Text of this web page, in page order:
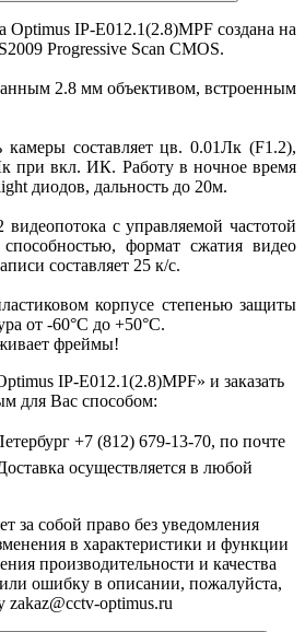
Optimus IP-E012.1(2.8)MPF создана на
Progressive Scan CMOS.
2.8 мм объективом, встроенным
камеры составляет цв. 0.01Лк (F1.2),
при вкл. ИК. Работу в ночное время
диодов, дальность до 20м.
видеопотока с управляемой частотой
формат сжатия видео
составляет 25 к/с.
корпусе степенью защиты
от -60°С до +50°С.
фреймы!
IP-E012.1(2.8)MPF» и заказать
для Вас способом:
+7 (812) 679-13-70, по почте
осуществляется в любой
за собой право без уведомления
в характеристики и функции
производительности и качества
ошибку в описании, пожалуйста,
zakaz@cctv-optimus.ru